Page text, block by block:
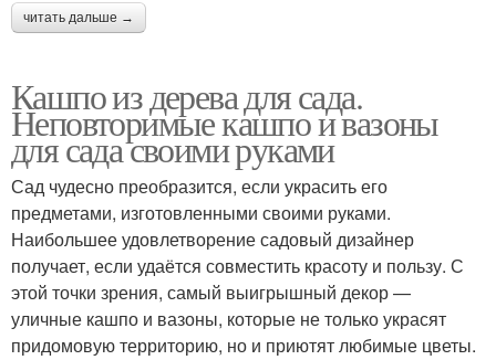
читать дальше →
Кашпо из дерева для сада.
Неповторимые кашпо и вазоны
для сада своими руками
Сад чудесно преобразится, если украсить его
предметами, изготовленными своими руками.
Наибольшее удовлетворение садовый дизайнер
получает, если удаётся совместить красоту и пользу. С
этой точки зрения, самый выигрышный декор —
уличные кашпо и вазоны, которые не только украсят
придомовую территорию, но и приютят любимые цветы.